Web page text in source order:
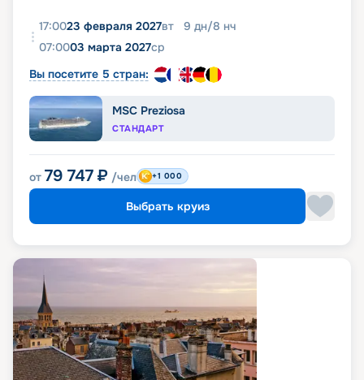
17:0023 февраля 2027вт 9 дн/8 нч
07:0003 марта 2027ср
Вы посетите 5 стран:
MSC Preziosa
СТАНДАРТ
от 79 747 ₽ /чел +1 000
Выбрать круиз